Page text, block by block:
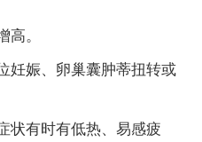
高。
妊娠、卵巢囊肿蒂扭转或
状有时有低热、易感疲